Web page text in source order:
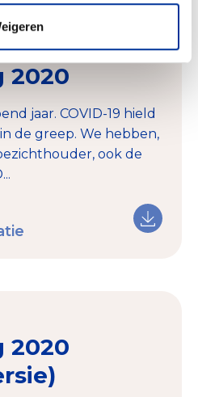
2020
jaar. COVID-19 hield
de greep. We hebben,
ook de
2020